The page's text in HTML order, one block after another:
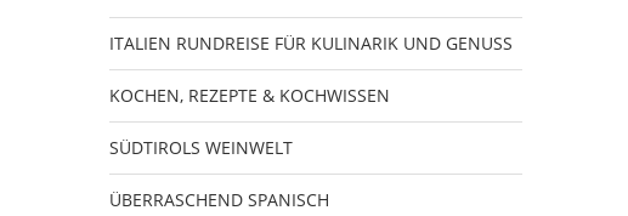
ITALIEN RUNDREISE FÜR KULINARIK UND GENUSS
KOCHEN, REZEPTE & KOCHWISSEN
SÜDTIROLS WEINWELT
ÜBERRASCHEND SPANISCH